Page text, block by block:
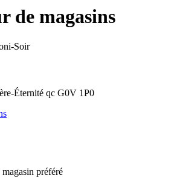
de magasins
Soir
Éternité qc G0V 1P0
préféré